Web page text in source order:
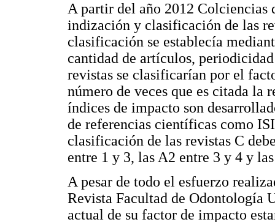
A partir del año 2012 Colciencias
indización y clasificación de las
clasificación se establecía
cantidad de artículos,
revistas se clasificarían por el
número de veces que es citada la
índices de impacto son
de referencias científicas como
clasificación de las revistas C
entre 1 y 3, las A2 entre 3 y 4 y
A pesar de todo el esfuerzo
Revista Facultad de Odontología
actual de su factor de impacto